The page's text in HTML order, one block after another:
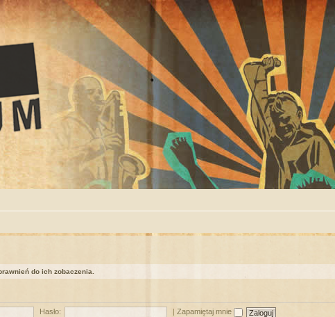
do ich zobaczenia.
Hasło: Zapamiętaj mnie